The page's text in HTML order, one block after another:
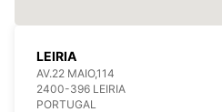
LEIRIA
AV.22 MAIO,114
2400-396 LEIRIA
PORTUGAL